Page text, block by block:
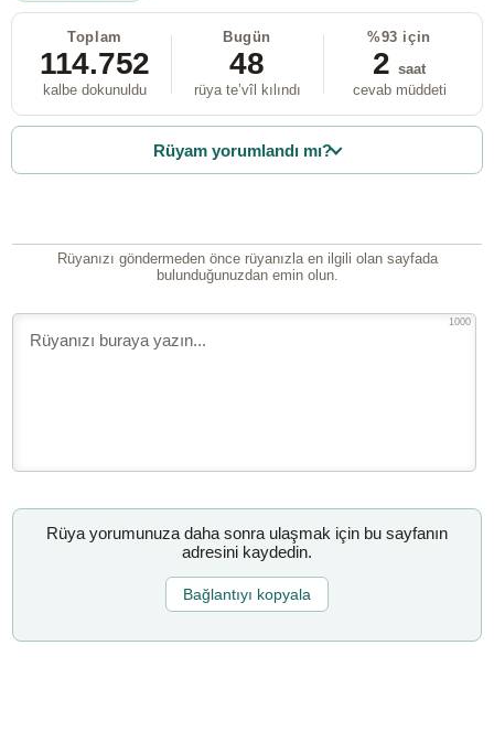
Toplam
114.752
kalbe dokunuldu
Bugün
48
rüya te’vîl kılındı
%93 için
2 saat
cevab müddeti
Rüyam yorumlandı mı?
Rüyanızı göndermeden önce rüyanızla en ilgili olan sayfada
bulunduğunuzdan emin olun.
1000
Rüya yorumunuza daha sonra ulaşmak için bu sayfanın
adresini kaydedin.
Bağlantıyı kopyala